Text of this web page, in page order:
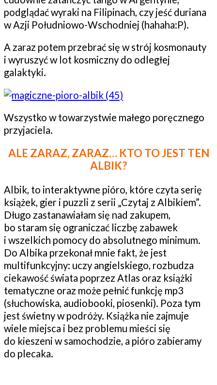
podglądać wyraki na Filipinach, czy jeść duriana
w Azji Południowo-Wschodniej (hahaha:P).
A zaraz potem przebrać się w strój kosmonauty
i wyruszyć w lot kosmiczny do odległej
galaktyki.
Wszystko w towarzystwie małego poręcznego
przyjaciela.
ALE ZARAZ, ZARAZ… KTO TO JEST TEN
ALBIK?
Albik, to interaktywne pióro, które czyta serię
książek, gier i puzzli z serii „Czytaj z Albikiem”.
Długo zastanawiałam się nad zakupem,
bo staram się ograniczać liczbę zabawek
i wszelkich pomocy do absolutnego minimum.
Do Albika przekonał mnie fakt, że jest
multifunkcyjny: uczy angielskiego, rozbudza
ciekawość świata poprzez Atlas oraz książki
tematyczne oraz może pełnić funkcję mp3
(słuchowiska, audiobooki, piosenki). Poza tym
jest świetny w podróży. Książka nie zajmuje
wiele miejsca i bez problemu mieści się
do kieszeni w samochodzie, a pióro zabieramy
do plecaka.